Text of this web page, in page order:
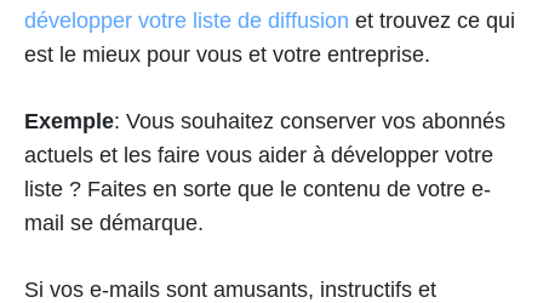
développer votre liste de diffusion et trouvez ce qui
est le mieux pour vous et votre entreprise.
Exemple: Vous souhaitez conserver vos abonnés
actuels et les faire vous aider à développer votre
liste ? Faites en sorte que le contenu de votre e-
mail se démarque.
Si vos e-mails sont amusants, instructifs et